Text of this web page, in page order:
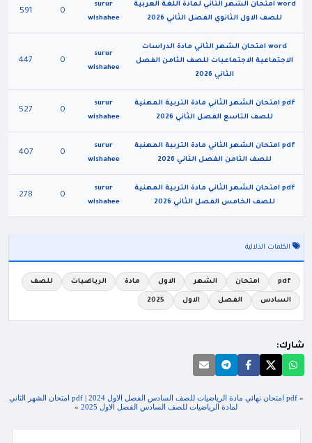
word امتحان الشهر الثاني لمادة اللغة العربية
للصف الاول الثانوي الفصل الثاني 2026
surur
wishahee
0
591
word امتحان الشهر الثاني مادة الدراسات
الاجتماعية الاجتماعيات للصف الثامن الفصل
الثاني 2026
surur
wishahee
0
447
pdf امتحان الشهر الثاني مادة التربية المهنية
للصف التاسع الفصل الثاني 2026
surur
wishahee
0
527
pdf امتحان الشهر الثاني مادة التربية المهنية
للصف الثامن الفصل الثاني 2026
surur
wishahee
0
407
pdf امتحان الشهر الثاني مادة التربية المهنية
للصف الخامس الفصل الثاني 2026
surur
wishahee
0
278
الكلمات الدلالية
pdf امتحان الشهر الاول مادة الرياضيات للصف
السادس الفصل الاول 2025
شارك:
«pdf امتحان نهائي مادة الرياضيات للصف السادس الفصل الاول 2024 |
pdf امتحان الشهر الثاني
لمادة الرياضيات للصف السادس الفصل الاول 2025
»